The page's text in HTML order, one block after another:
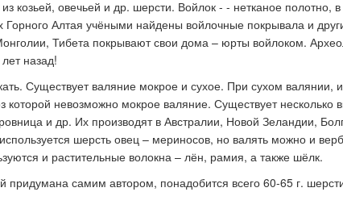
козьей, овечьей и др. шерсти. Войлок - - нетканое полотно, в
Горного Алтая учёными найдены войлочные покрывала и
Тибета покрывают свои дома – юрты войлоком.
назад!
Существует валяние мокрое и сухое. При сухом валянии,
невозможно мокрое валяние. Существует несколько
и др. Их производят в Австралии, Новой Зеландии,
шерсть овец – мериносов, но валять можно и
и растительные волокна – лён, рамия, а также шёлк.
придумана самим автором, понадобится всего 60-65 г.
экспертом наших
конкурсов
Как правильно оформить
для публикации